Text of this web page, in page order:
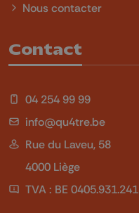
Nous contacter
Contact
04 254 99 99
info@qu4tre.be
Rue du Laveu, 58
4000 Liège
TVA : BE 0405.931.241